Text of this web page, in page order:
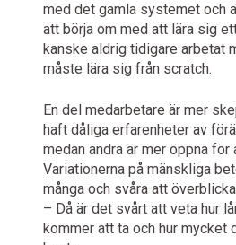
med det gamla systemet och
att börja om med att lära sig
kanske aldrig tidigare arbetat
måste lära sig från scratch.
En del medarbetare är mer
haft dåliga erfarenheter av
medan andra är mer öppna för
Variationerna på mänskliga
många och svåra att
– Då är det svårt att veta hur
kommer att ta och hur mycket